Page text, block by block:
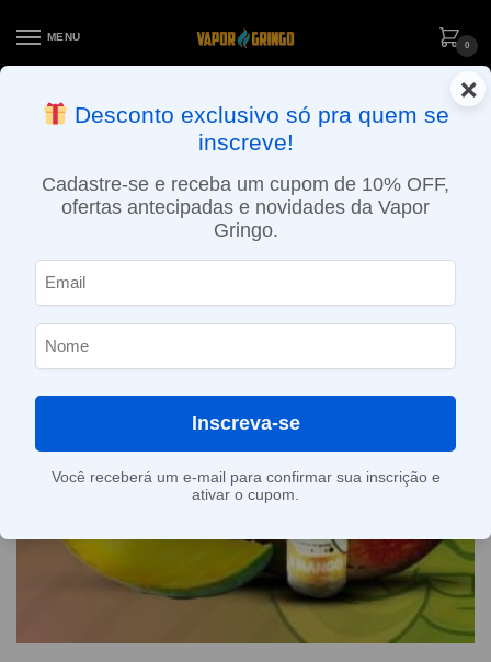
MENU
0
ENTREGA NO MESMO DIA EM SÃO PAULO (SEG A SEX): PEDIDOS
APROVADOS ATÉ 15:30 VIA MOTOBOY
×
Desconto exclusivo só pra quem se
inscreve!
Cadastre-se e receba um cupom de 10% OFF,
ofertas antecipadas e novidades da Vapor
Gringo.
Inscreva-se
Você receberá um e-mail para confirmar sua inscrição e
ativar o cupom.